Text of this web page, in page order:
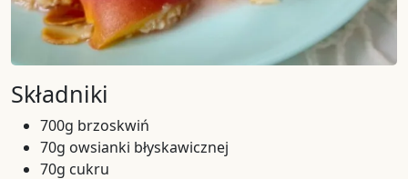
Składniki
700g brzoskwiń
70g owsianki błyskawicznej
70g cukru